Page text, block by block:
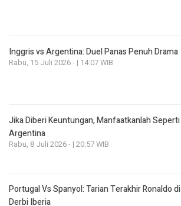
Inggris vs Argentina: Duel Panas Penuh Drama
Rabu, 15 Juli 2026 - | 14:07 WIB
Jika Diberi Keuntungan, Manfaatkanlah Seperti
Argentina
Rabu, 8 Juli 2026 - | 20:57 WIB
Portugal Vs Spanyol: Tarian Terakhir Ronaldo di
Derbi Iberia